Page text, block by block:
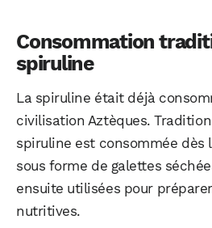
Consommation
spiruline
La spiruline était déjà
civilisation Aztèques.
spiruline est consommée dès
sous forme de galettes
ensuite utilisées pour
nutritives.